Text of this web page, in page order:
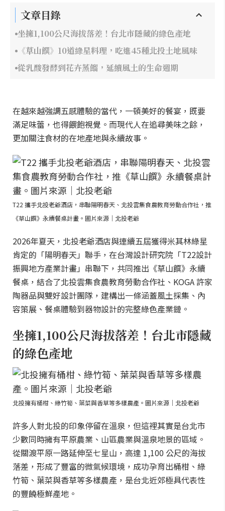
文章目錄
坐擁1,100公尺海拔落差！台北市隱藏的綠色產地
《草山饌》10道綠星料理，吃進45種北投土地風味
從乳酸發酵到花卉蒸餾，延續風土的生命週期
在越來越強調五感體驗的當代，一頓美好的餐宴，既要
滿足味蕾，也得餵飽視覺。而現代人在追尋美味之餘，
更加關注食材的在地產地與永續故事。
T22 攜手北投老爺酒店，串聯陽明春天、北投雲集食農教育勞動合作社，推
《草山饌》永續餐桌計畫。圖片來源｜北投老爺
2026年夏天，北投老爺酒店與連續五屆獲得米其林綠星
肯定的「陽明春天」聯手，在台灣設計研究院「T22設計
振興地方產業計畫」串聯下，共同推出《草山饌》永續
餐桌，結合了北投雲集食農教育勞動合作社、KOGA 許家
陶器品與雙好設計團隊，建構出一條涵蓋風土採集、內
容策展、餐桌體驗到器物設計的完整綠色產業鏈。
坐擁1,100公尺海拔落差！台北市隱藏
的綠色產地
北投擁有桶柑、綠竹筍、葉菜與香草等多樣農產。圖片來源｜北投老爺
許多人對北投的印象停留在溫泉，但這裡其實是台北市
少數同時擁有平原農業、山區農業與溫泉地景的區域。
從關渡平原一路延伸至七星山，高達 1,100 公尺的海拔
落差，形成了豐富的微氣候環境，成功孕育出桶柑、綠
竹筍、葉菜與香草等多樣農產，是台北近郊極具代表性
的豐饒極鮮產地。